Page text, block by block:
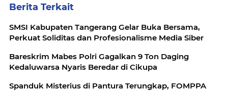
Berita Terkait
SMSI Kabupaten Tangerang Gelar Buka Bersama,
Perkuat Soliditas dan Profesionalisme Media Siber
Bareskrim Mabes Polri Gagalkan 9 Ton Daging
Kedaluwarsa Nyaris Beredar di Cikupa
Spanduk Misterius di Pantura Terungkap, FOMPPA